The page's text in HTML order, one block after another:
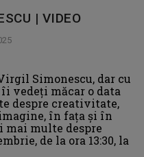
| VIDEO
Simonescu, dar cu
vedeți măcar o data
despre creativitate,
în fața și în
mai multe despre
de la ora 13:30, la